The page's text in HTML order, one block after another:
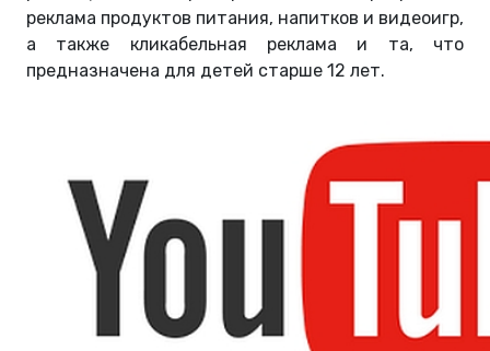
реклама продуктов питания, напитков и видеоигр,
а также кликабельная реклама и та, что
предназначена для детей старше 12 лет.